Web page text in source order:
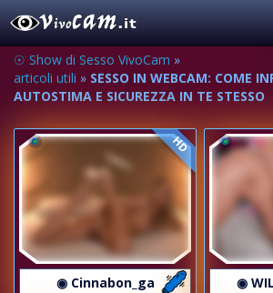
☉ Show di Sesso VivoCam »
articoli utili » SESSO IN WEBCAM: COME
AUTOSTIMA E SICUREZZA IN TE STESSO
HD
◉ Cinnabon_ga
◉